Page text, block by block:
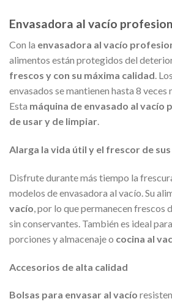
Envasadora al vacío
Con la envasadora al vacío
alimentos están protegidos del
frescos y con su máxima calidad.
envasados se mantienen hasta 8 veces
Esta máquina de envasado al vacío
de usar y de limpiar.
Alarga la vida útil y el frescor de
Disfrute durante más tiempo la
modelos de envasadora al vacío. Su
vacío , por lo que permanecen frescos
sin conservantes. También es ideal
porciones y almacenaje o cocina al
Accesorios de alta calidad
Bolsas para envasar al vacío